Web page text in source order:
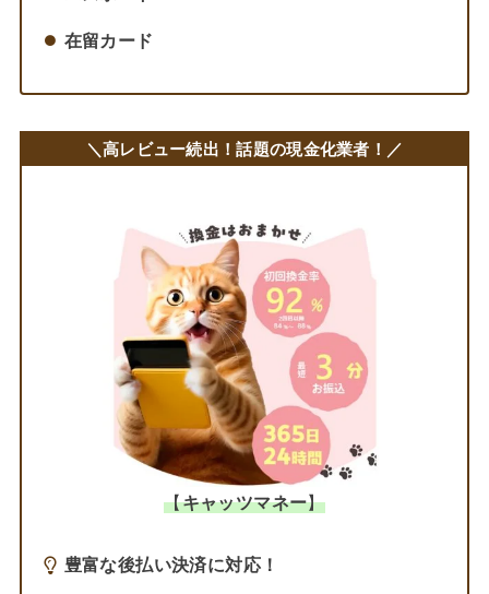
在留カード
＼高レビュー続出！話題の現金化業者！ ／
【キャッツマネー】
豊富な後払い決済に対応！